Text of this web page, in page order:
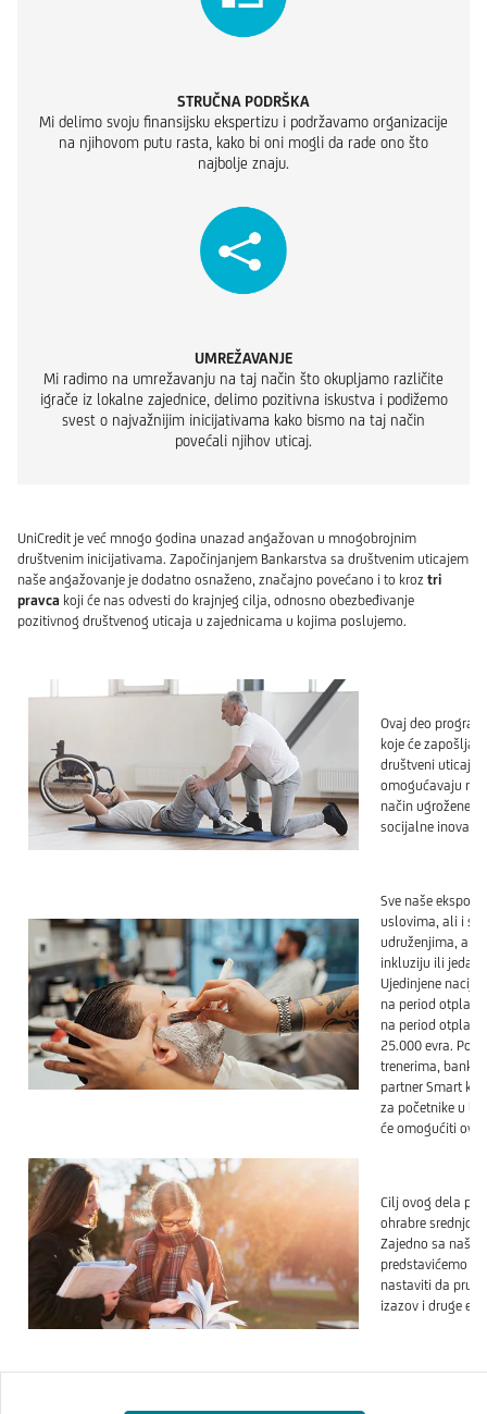
STRUČNA PODRŠKA
Mi delimo svoju finansijsku ekspertizu i podržavamo organizacije
na njihovom putu rasta, kako bi oni mogli da rade ono što
najbolje znaju.
UMREŽAVANJE
Mi radimo na umrežavanju na taj način što okupljamo različite
igrače iz lokalne zajednice, delimo pozitivna iskustva i podižemo
svest o najvažnijim inicijativama kako bismo na taj način
povećali njihov uticaj.
UniCredit je već mnogo godina unazad angažovan u mnogobrojnim
društvenim inicijativama. Započinjanjem Bankarstva sa društvenim uticajem
naše angažovanje je dodatno osnaženo, značajno povećano i to kroz tri
pravca koji će nas odvesti do krajnjeg cilja, odnosno obezbeđivanje
pozitivnog društvenog uticaja u zajednicama u kojima poslujemo.
Ovaj deo
koje će
društveni uticaj.
omogućavaju
način ugrožene
socijalne
Sve naše
uslovima, ali i
udruženjima, ali
inkluziju ili jedan
Ujedinjene
na period otplate
na period otplate
25.000 evra.
trenerima, banka
partner Smart
za početnike u
će omogućiti
Cilj ovog dela
ohrabre
Zajedno sa
predstavićemo
nastaviti da
izazov i druge